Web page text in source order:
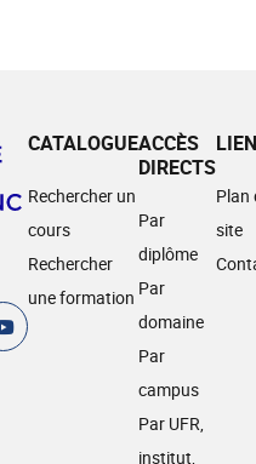
CATALOGUE
Rechercher un
cours
Rechercher
une formation
ACCÈS
DIRECTS
Par
diplôme
Par
domaine
Par
campus
Par UFR,
institut,
Plan
site